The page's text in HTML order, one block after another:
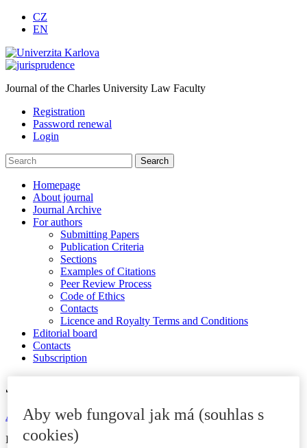
CZ
EN
Journal of the Charles University Law Faculty
Registration
Password renewal
Login
Homepage
About journal
Journal Archive
For authors
Submitting Papers
Publication Criteria
Sections
Examples of Citations
Peer Review Process
Code of Ethics
Contacts
Licence and Royalty Terms and Conditions
Editorial board
Contacts
Subscription
JOURNAL ARCHIVE
Available in ASPI
ISSN 1802-3843 (print)
Aby web fungoval jak má (souhlas s
cookies)